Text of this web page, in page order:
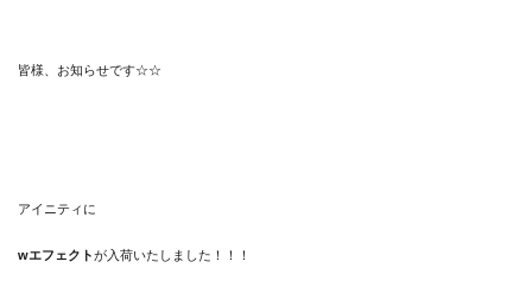
皆様、お知らせです☆☆
アイニティに
wエフェクトが入荷いたしました！！！